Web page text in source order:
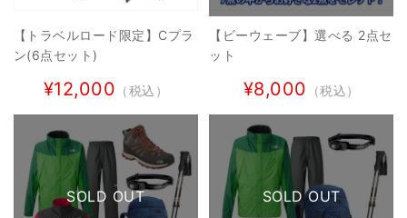
【トラベルロード限定】Cプラ
ン(6点セット)
¥12,000 （税込）
【ビーウェーブ】選べる 2点セ
ット
¥8,000 （税込）
SOLD OUT SOLD OUT